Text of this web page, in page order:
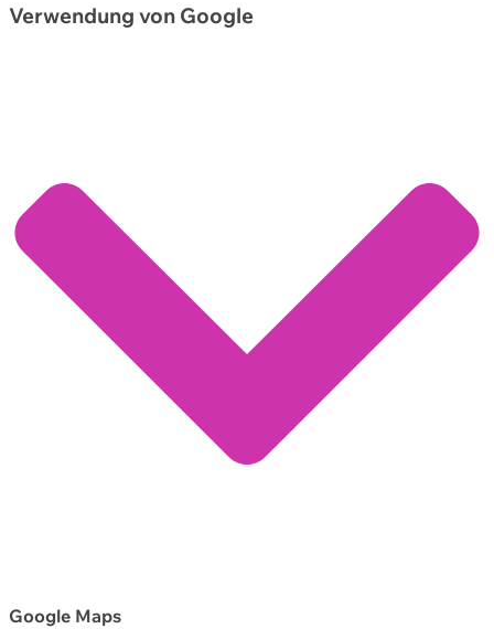
Verwendung von Google
Google Maps